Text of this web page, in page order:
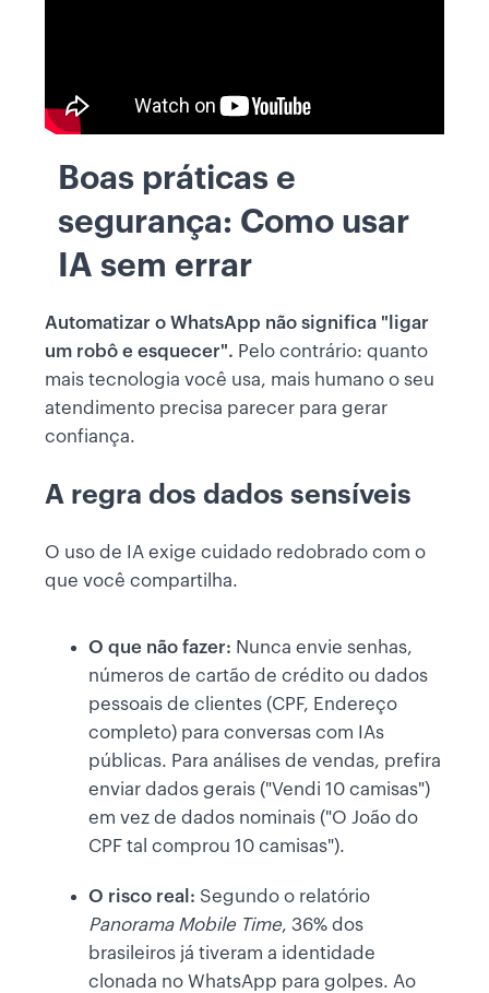
Boas práticas e
segurança: Como usar
IA sem errar
Automatizar o WhatsApp não significa "ligar
um robô e esquecer". Pelo contrário: quanto
mais tecnologia você usa, mais humano o seu
atendimento precisa parecer para gerar
confiança.
A regra dos dados sensíveis
O uso de IA exige cuidado redobrado com o
que você compartilha.
O que não fazer: Nunca envie senhas,
números de cartão de crédito ou dados
pessoais de clientes (CPF, Endereço
completo) para conversas com IAs
públicas. Para análises de vendas, prefira
enviar dados gerais ("Vendi 10 camisas")
em vez de dados nominais ("O João do
CPF tal comprou 10 camisas").
O risco real: Segundo o relatório
Panorama Mobile Time, 36% dos
brasileiros já tiveram a identidade
clonada no WhatsApp para golpes. Ao